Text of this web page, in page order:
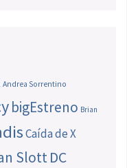
Andrea Sorrentino
bigEstreno Brian
Caída de X
SlottDC